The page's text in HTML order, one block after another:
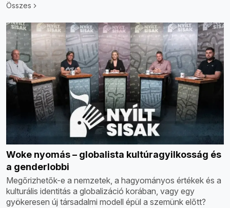
Összes
Woke nyomás – globalista kultúragyilkosság és
a genderlobbi
Megőrizhetők-e a nemzetek, a hagyományos értékek és a
kulturális identitás a globalizáció korában, vagy egy
gyökeresen új társadalmi modell épül a szemünk előtt?